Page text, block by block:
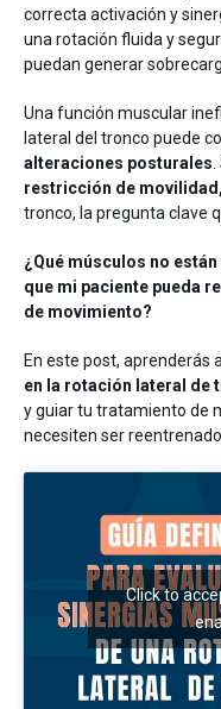
Detrás de mDurance
Webinars
Casos de estudio
Investigaciones
correcta activación y
una rotación fluida y
puedan generar
Una función muscular
lateral del tronco puede
alteraciones posturales
restricción de
tronco, la pregunta clave
¿Qué músculos no
que mi paciente pueda
de movimiento?
En este post, aprenderás a
en la rotación lateral de
y guiar tu tratamiento de
necesiten ser
Click to